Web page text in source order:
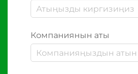
Компаниянын аты